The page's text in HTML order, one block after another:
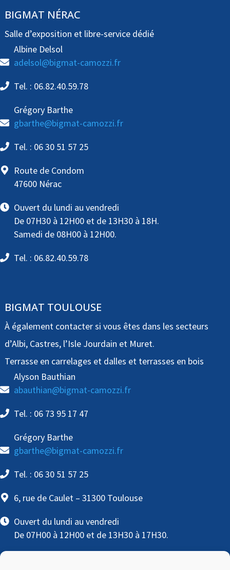
BIGMAT NÉRAC
Salle d’exposition et libre-service dédié
Albine Delsol
adelsol@bigmat-camozzi.fr
Tel. : 06.82.40.59.78
Grégory Barthe
gbarthe@bigmat-camozzi.fr
Tel. : 06 30 51 57 25
Route de Condom
47600 Nérac
Ouvert du lundi au vendredi
De 07H30 à 12H00 et de 13H30 à 18H.
Samedi de 08H00 à 12H00.
Tel. : 06.82.40.59.78
BIGMAT TOULOUSE
À également contacter si vous êtes dans les secteurs
d’Albi, Castres, l’Isle Jourdain et Muret.
Terrasse en carrelages et dalles et terrasses en bois
Alyson Bauthian
abauthian@bigmat-camozzi.fr
Tel. : 06 73 95 17 47
Grégory Barthe
gbarthe@bigmat-camozzi.fr
Tel. : 06 30 51 57 25
6, rue de Caulet – 31300 Toulouse
Ouvert du lundi au vendredi
De 07H00 à 12H00 et de 13H30 à 17H30.